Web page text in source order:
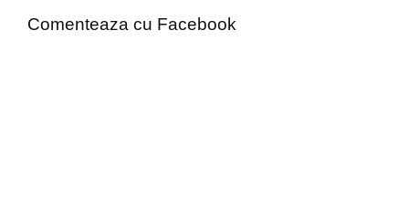
Comenteaza cu Facebook